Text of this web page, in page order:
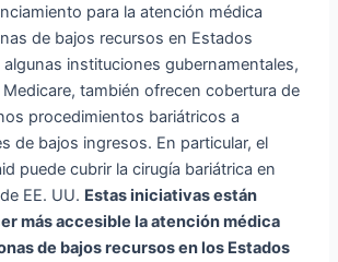
para la atención médica
de bajos recursos en Estados
instituciones gubernamentales,
también ofrecen cobertura de
procedimientos bariátricos a
de bajos ingresos. En particular, el
puede cubrir la cirugía bariátrica en
EE. UU. Estas iniciativas están
más accesible la atención médica
de bajos recursos en los Estados